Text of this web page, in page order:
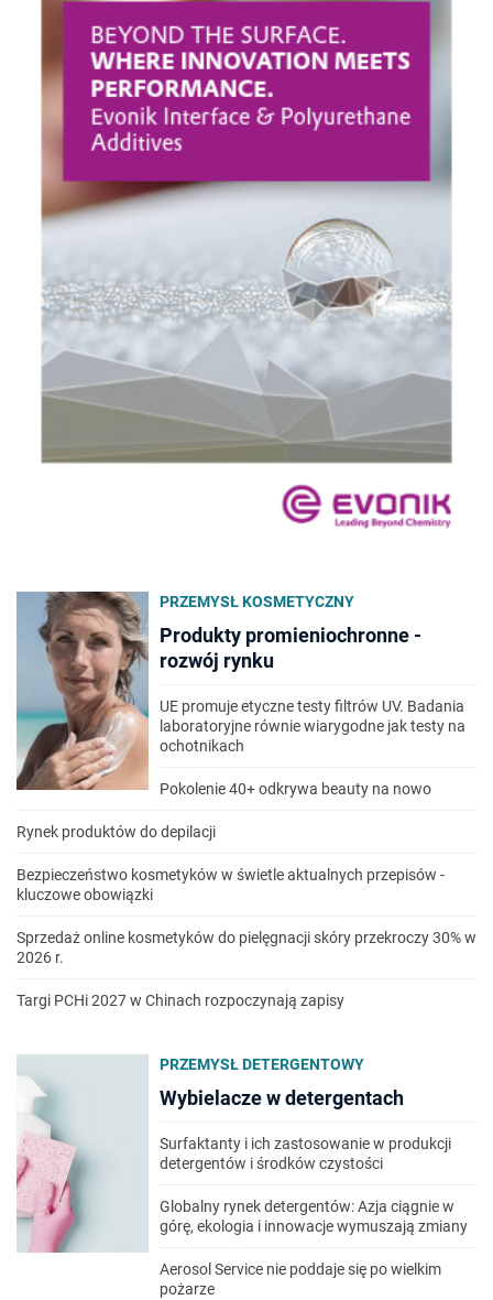
PRZEMYSŁ KOSMETYCZNY
Produkty promieniochronne -
rozwój rynku
UE promuje etyczne testy filtrów UV. Badania
laboratoryjne równie wiarygodne jak testy na
ochotnikach
Pokolenie 40+ odkrywa beauty na nowo
Rynek produktów do depilacji
Bezpieczeństwo kosmetyków w świetle aktualnych przepisów -
kluczowe obowiązki
Sprzedaż online kosmetyków do pielęgnacji skóry przekroczy 30% w
2026 r.
Targi PCHi 2027 w Chinach rozpoczynają zapisy
PRZEMYSŁ DETERGENTOWY
Wybielacze w detergentach
Surfaktanty i ich zastosowanie w produkcji
detergentów i środków czystości
Globalny rynek detergentów: Azja ciągnie w
górę, ekologia i innowacje wymuszają zmiany
Aerosol Service nie poddaje się po wielkim
pożarze